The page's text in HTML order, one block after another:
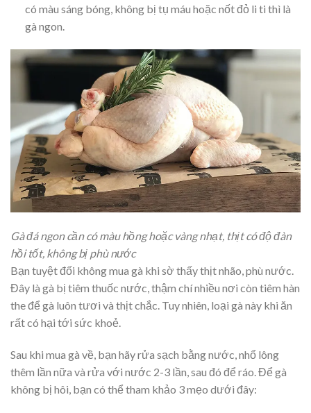
có màu sáng bóng, không bị tụ máu hoặc nốt đỏ li ti thì là
gà ngon.
Gà đá ngon cần có màu hồng hoặc vàng nhạt, thịt có độ đàn
hồi tốt, không bị phù nước
Bạn tuyệt đối không mua gà khi sờ thấy thịt nhão, phù nước.
Đây là gà bị tiêm thuốc nước, thậm chí nhiều nơi còn tiêm hàn
the để gà luôn tươi và thịt chắc. Tuy nhiên, loại gà này khi ăn
rất có hại tới sức khoẻ.
Sau khi mua gà về, bạn hãy rửa sạch bằng nước, nhổ lông
thêm lần nữa và rửa với nước 2-3 lần, sau đó để ráo. Để gà
không bị hôi, bạn có thể tham khảo 3 mẹo dưới đây: